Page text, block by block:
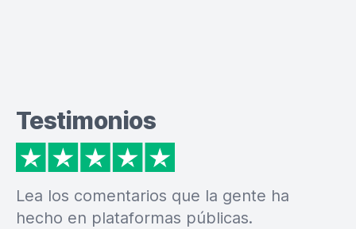
Testimonios
Lea los comentarios que la gente ha
hecho en plataformas públicas.